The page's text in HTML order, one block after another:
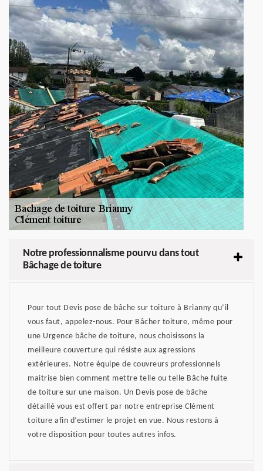
Notre professionnalisme pourvu dans tout
Bâchage de toiture
Pour tout Devis pose de bâche sur toiture à Brianny qu’il
vous faut, appelez-nous. Pour Bâcher toiture, même pour
une Urgence bâche de toiture, nous choisissons la
meilleure couverture qui résiste aux agressions
extérieures. Notre équipe de couvreurs professionnels
maitrise bien comment mettre telle ou telle Bâche fuite
de toiture sur une maison. Un Devis pose de bâche
détaillé vous est offert par notre entreprise Clément
toiture afin d’estimer le projet en vue. Nous restons à
votre disposition pour toutes autres infos.